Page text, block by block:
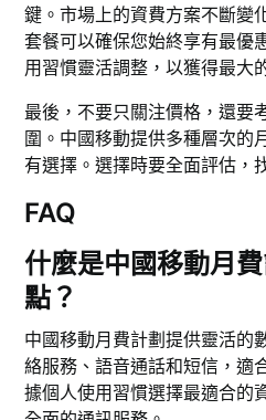
鍵。市場上的資費方案不斷變
套餐可以確保您始終享有最優
用習慣靈活調整，以獲得最大
最後，不要只關注價格，還要
圍。中國移動提供多種層次的
有選擇。選擇時要全面評估，
FAQ
什麼是中國移動月
點？
中國移動月費計劃提供靈活的
絡服務、語音通話和短信，適
據個人使用習慣選擇最適合的